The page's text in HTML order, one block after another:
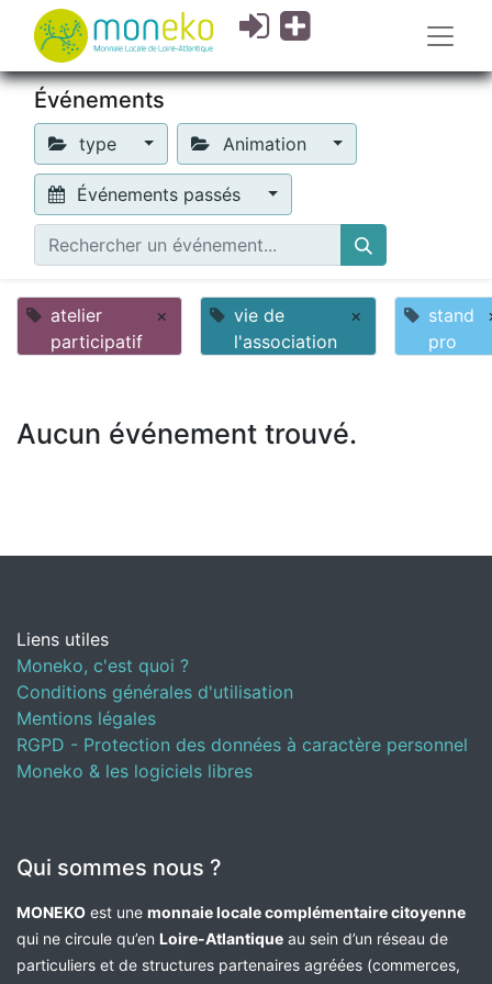
Événements
type Animation
Événements passés
atelier
participatif
×
vie de
l'association
×
stand
pro
Aucun événement trouvé.
Liens utiles
Moneko, c'est quoi ?
Conditions générales d'utilisation
Mentions légales
RGPD - Protection des données à caractère personnel
Moneko & les logiciels libres
Qui sommes nous ?
MONEKO est une monnaie locale complémentaire citoyenne
qui ne circule qu’en Loire-Atlantique au sein d’un réseau de
particuliers et de structures partenaires agréées (commerces,